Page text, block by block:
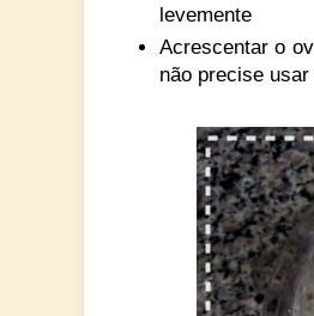
levemente
Acrescentar o
não precise